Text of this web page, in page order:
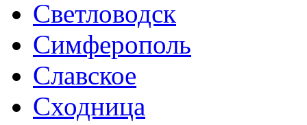
Светловодск
Симферополь
Славское
Сходница